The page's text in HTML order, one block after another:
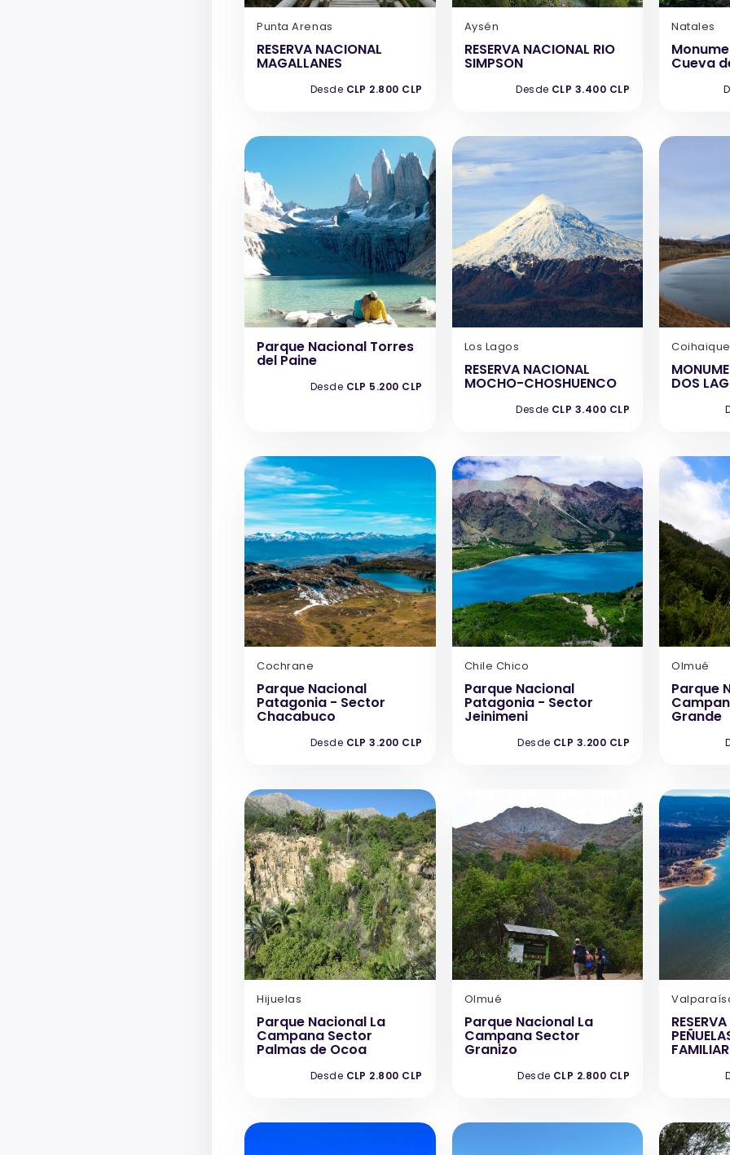
Punta Arenas
RESERVA NACIONAL
MAGALLANES
Desde CLP 2.800 CLP
Aysén
RESERVA NACIONAL RIO
SIMPSON
Desde CLP 3.400 CLP
Natales
Cueva
Parque Nacional Torres
del Paine
Desde CLP 5.200 CLP
Los Lagos
RESERVA NACIONAL
MOCHO-CHOSHUENCO
Desde CLP 3.400 CLP
Coihaique
DOS
Cochrane
Parque Nacional
Patagonia - Sector
Chacabuco
Desde CLP 3.200 CLP
Chile Chico
Parque Nacional
Patagonia - Sector
Jeinimeni
Desde CLP 3.200 CLP
Olmué
Parque
Grande
Hijuelas
Parque Nacional La
Campana Sector
Palmas de Ocoa
Desde CLP 2.800 CLP
Olmué
Parque Nacional La
Campana Sector
Granizo
Desde CLP 2.800 CLP
FAMILIAR